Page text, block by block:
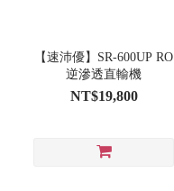
【速沛優】SR-600UP RO
逆滲透直輸機
NT$19,800